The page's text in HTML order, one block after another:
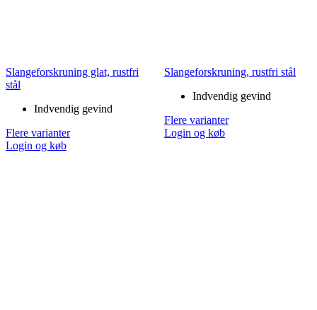
Slangeforskruning glat, rustfri
stål
Indvendig gevind
Flere varianter
Login og køb
Slangeforskruning, rustfri stål
Indvendig gevind
Flere varianter
Login og køb